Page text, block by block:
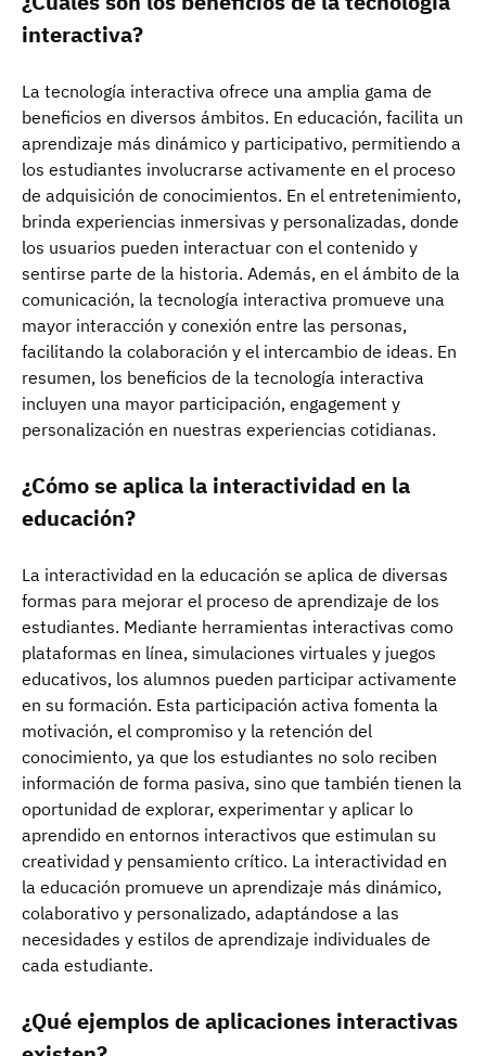
interactiva?
La tecnología interactiva ofrece una amplia gama de
beneficios en diversos ámbitos. En educación, facilita un
aprendizaje más dinámico y participativo, permitiendo a
los estudiantes involucrarse activamente en el proceso
de adquisición de conocimientos. En el entretenimiento,
brinda experiencias inmersivas y personalizadas, donde
los usuarios pueden interactuar con el contenido y
sentirse parte de la historia. Además, en el ámbito de la
comunicación, la tecnología interactiva promueve una
mayor interacción y conexión entre las personas,
facilitando la colaboración y el intercambio de ideas. En
resumen, los beneficios de la tecnología interactiva
incluyen una mayor participación, engagement y
personalización en nuestras experiencias cotidianas.
¿Cómo se aplica la interactividad en la
educación?
La interactividad en la educación se aplica de diversas
formas para mejorar el proceso de aprendizaje de los
estudiantes. Mediante herramientas interactivas como
plataformas en línea, simulaciones virtuales y juegos
educativos, los alumnos pueden participar activamente
en su formación. Esta participación activa fomenta la
motivación, el compromiso y la retención del
conocimiento, ya que los estudiantes no solo reciben
información de forma pasiva, sino que también tienen la
oportunidad de explorar, experimentar y aplicar lo
aprendido en entornos interactivos que estimulan su
creatividad y pensamiento crítico. La interactividad en
la educación promueve un aprendizaje más dinámico,
colaborativo y personalizado, adaptándose a las
necesidades y estilos de aprendizaje individuales de
cada estudiante.
¿Qué ejemplos de aplicaciones interactivas